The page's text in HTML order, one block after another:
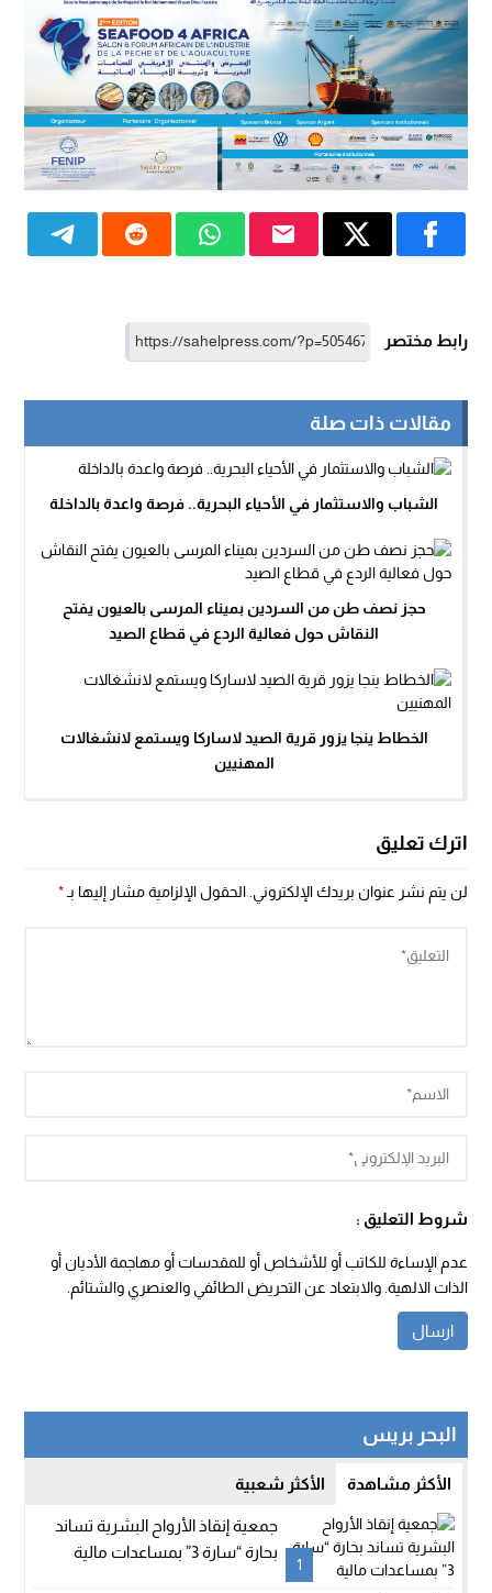
رابط مختصر
مقالات ذات صلة
الشباب والاستثمار في الأحياء البحرية.. فرصة واعدة بالداخلة
حجز نصف طن من السردين بميناء المرسى بالعيون يفتح
النقاش حول فعالية الردع في قطاع الصيد
الخطاط ينجا يزور قرية الصيد لاساركا ويستمع لانشغالات
المهنيين
اترك تعليق
لن يتم نشر عنوان بريدك الإلكتروني. الحقول الإلزامية مشار إليها بـ*
شروط التعليق :
عدم الإساءة للكاتب أو للأشخاص أو للمقدسات أو مهاجمة الأديان أو
الذات الالهية. والابتعاد عن التحريض الطائفي والعنصري والشتائم.
البحر بريس
الأكثر مشاهدة الأكثر شعبية
1
جمعية إنقاذ الأرواح البشرية تساند
بحارة “سارة 3” بمساعدات مالية